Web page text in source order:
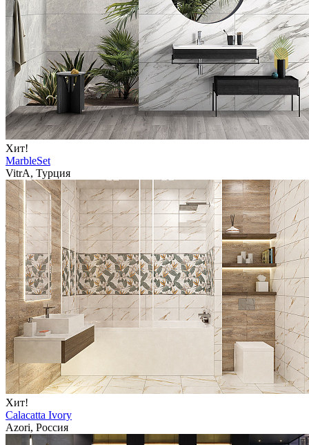
Хит!
MarbleSet
VitrA, Турция
Хит!
Calacatta Ivory
Azori, Россия